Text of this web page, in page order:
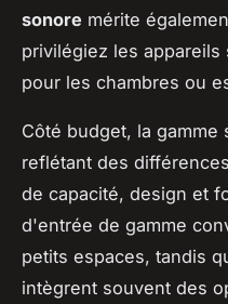
sonore mérite
privilégiez les
pour les chambres ou
Côté budget, la
reflétant des
de capacité, design et
d'entrée de gamme
petits espaces, tandis
intègrent souvent des